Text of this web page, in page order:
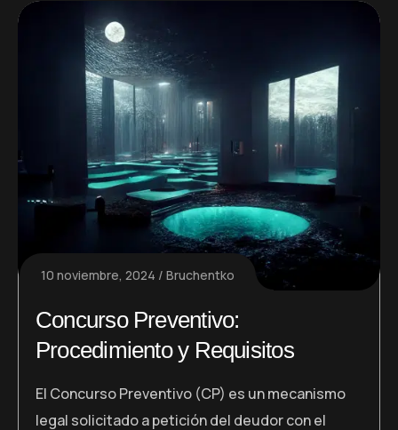
10 noviembre, 2024 Bruchentko
Concurso Preventivo:
Procedimiento y Requisitos
El Concurso Preventivo (CP) es un mecanismo
legal solicitado a petición del deudor con el